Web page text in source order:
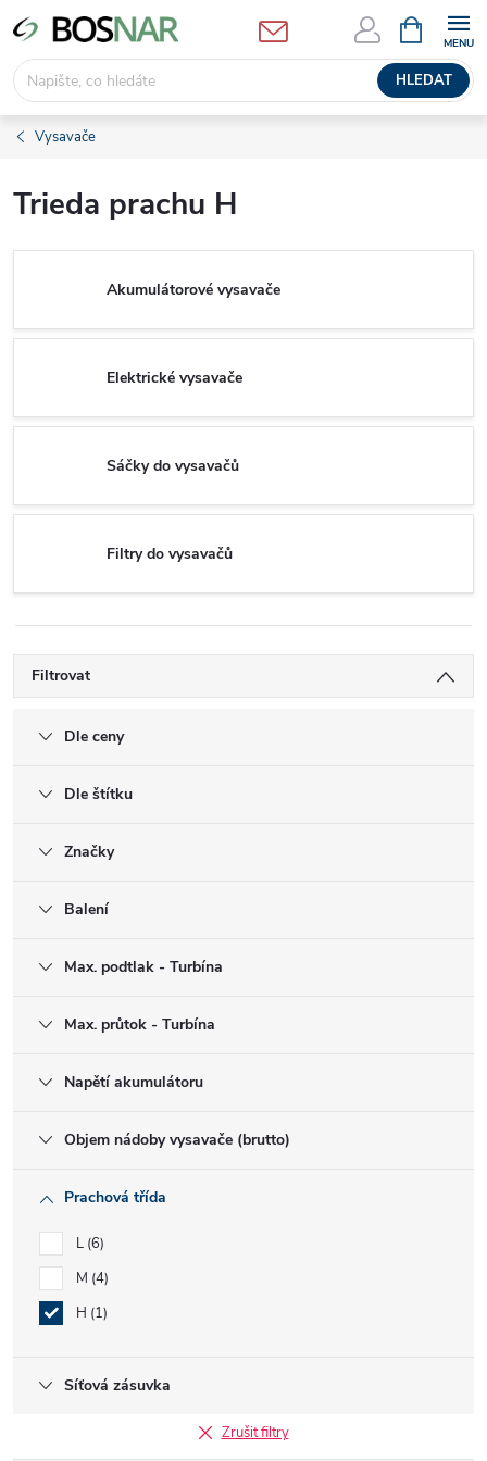
Přejít
na
obsah
HLEDAT
NÁKUPNÍ
KOŠÍK
Vysavače
Trieda prachu H
Akumulátorové vysavače
Elektrické vysavače
Sáčky do vysavačů
Filtry do vysavačů
Filtrovat
Dle ceny
Dle štítku
Značky
Balení
Max. podtlak - Turbína
Max. průtok - Turbína
Napětí akumulátoru
Objem nádoby vysavače (brutto)
Prachová třída
L 6
M 4
H 1
Síťová zásuvka
Zrušit filtry